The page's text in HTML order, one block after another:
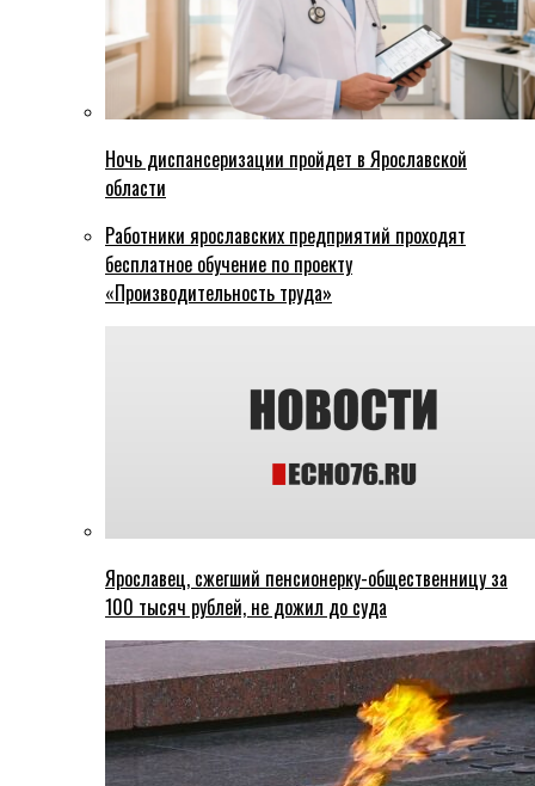
Ночь диспансеризации пройдет в Ярославской
области
Работники ярославских предприятий проходят
бесплатное обучение по проекту
«Производительность труда»
Ярославец, сжегший пенсионерку-общественницу за
100 тысяч рублей, не дожил до суда